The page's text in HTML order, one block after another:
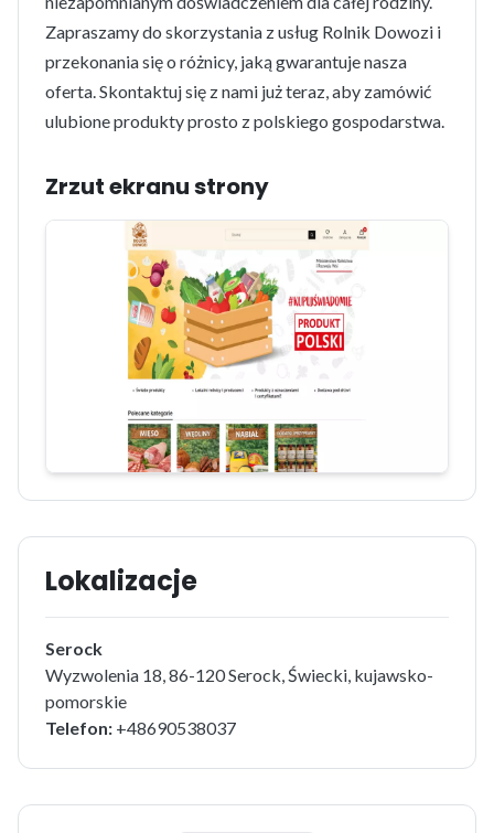
Zapraszamy do skorzystania z usług Rolnik Dowozi i
przekonania się o różnicy, jaką gwarantuje nasza
oferta. Skontaktuj się z nami już teraz, aby zamówić
ulubione produkty prosto z polskiego gospodarstwa.
Zrzut ekranu strony
Lokalizacje
Serock
Wyzwolenia 18, 86-120 Serock, Świecki, kujawsko-
pomorskie
Telefon: +48690538037